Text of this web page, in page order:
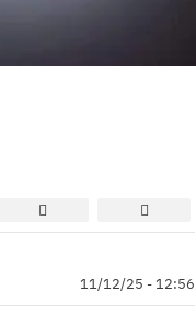
11/12/25 - 12:56